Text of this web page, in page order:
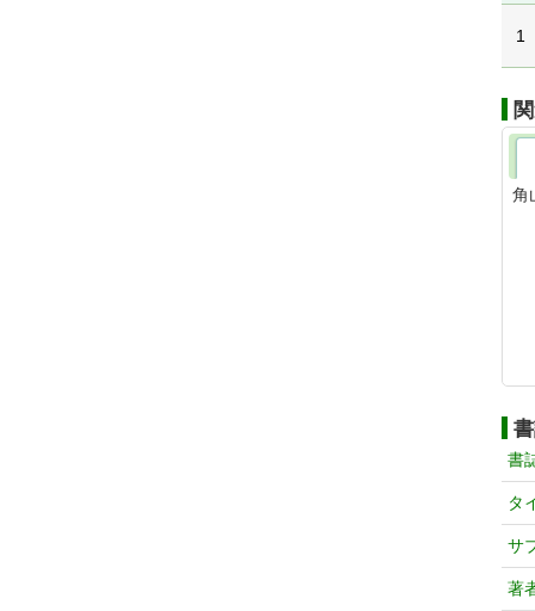
1
角
書
タ
サ
著